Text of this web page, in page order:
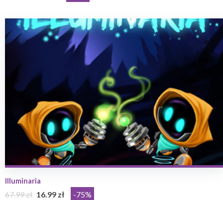
Illuminaria
67.99 zł 16.99 zł -75%